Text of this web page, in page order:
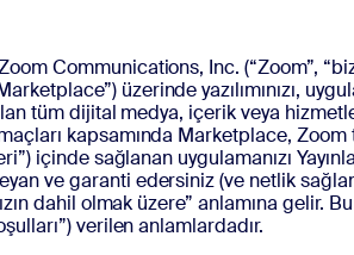
Communications, Inc. (“Zoom”,
üzerinde yazılımınızı,
tüm dijital medya, içerik veya
kapsamında Marketplace, Zoom
içinde sağlanan uygulamanızı
ve garanti edersiniz (ve netlik
dahil olmak üzere” anlamına gelir.
verilen anlamlardadır.